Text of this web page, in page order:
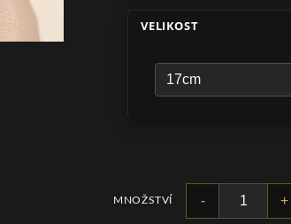
VELIKOST
MNOŽSTVÍ - +